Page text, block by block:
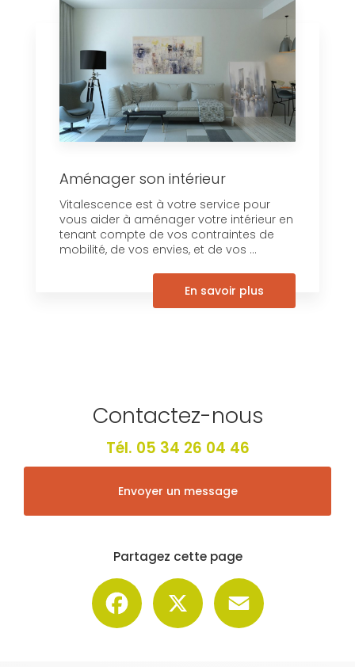
Aménager son intérieur
Vitalescence est à votre service pour
vous aider à aménager votre intérieur en
tenant compte de vos contraintes de
mobilité, de vos envies, et de vos ...
En savoir plus
Contactez-nous
Tél. 05 34 26 04 46
Envoyer un message
Partagez cette page
Facebook